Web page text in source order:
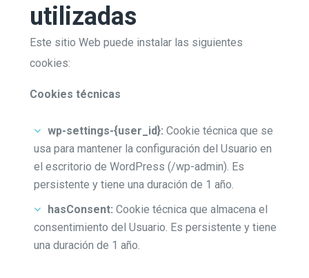
utilizadas
Este sitio Web puede instalar las siguientes
cookies:
Cookies técnicas
wp-settings-{user_id}: Cookie técnica que se
usa para mantener la configuración del Usuario en
el escritorio de WordPress (/wp-admin). Es
persistente y tiene una duración de 1 año.
hasConsent: Cookie técnica que almacena el
consentimiento del Usuario. Es persistente y tiene
una duración de 1 año.